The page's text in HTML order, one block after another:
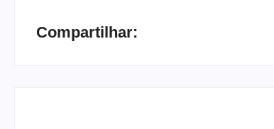
Compartilhar: